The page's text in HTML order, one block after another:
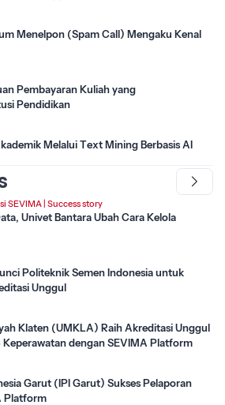
Menelpon (Spam Call) Mengaku Kenal
Pembayaran Kuliah yang
Pendidikan
Melalui Text Mining Berbasis AI
SEVIMA Success story
Univet Bantara Ubah Cara Kelola
Politeknik Semen Indonesia untuk
Unggul
Klaten (UMKLA) Raih Akreditasi Unggul
dengan SEVIMA Platform
Garut (IPI Garut) Sukses Pelaporan
Platform